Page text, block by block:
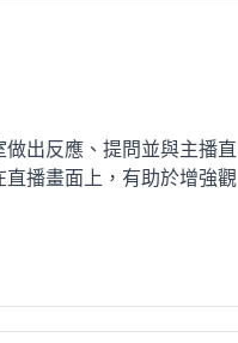
出反應、提問並與主播直
播畫面上，有助於增強觀